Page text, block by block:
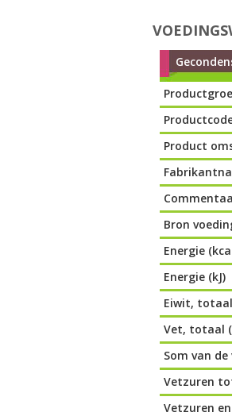
Product
Bron
Energie
Energie (kJ)
Eiwit,
Vet, totaal
Som van
Vetzuren
Vetzuren